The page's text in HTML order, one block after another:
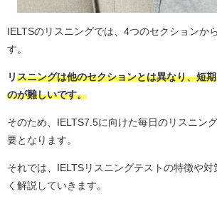
IELTSのリスニングでは、4つのセクションか
す。
リ スニングは他のセクションとは異なり、短
のが難しいです。
そのため、IELTS7.5に向けた毎日のリスニン
要となります。
それでは、IELTSリスニングテストの特徴や対
く解説していきます。